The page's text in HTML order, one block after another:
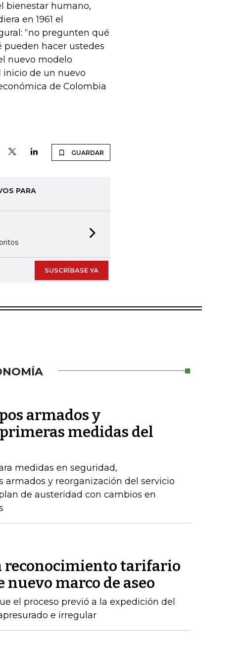
bienestar humano,
en 1961 el
“no pregunten qué
pueden hacer ustedes
nuevo modelo
inicio de un nuevo
de Colombia
GUARDAR
PARA
SUSCRÍBASE YA
armados y
medidas del
medidas en seguridad,
y reorganización del servicio
de austeridad con cambios en
reconocimiento tarifario
nuevo marco de aseo
el proceso previó a la expedición del
e irregular